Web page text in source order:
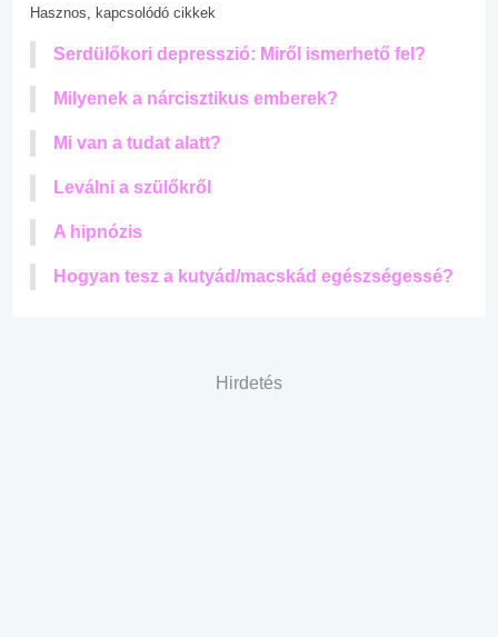
Hasznos, kapcsolódó cikkek
Serdülőkori depresszió: Miről ismerhető fel?
Milyenek a nárcisztikus emberek?
Mi van a tudat alatt?
Leválni a szülőkről
A hipnózis
Hogyan tesz a kutyád/macskád egészségessé?
Hirdetés